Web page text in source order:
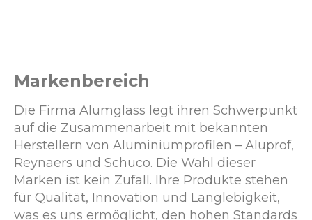
Markenbereich
Die Firma Alumglass legt ihren Schwerpunkt
auf die Zusammenarbeit mit bekannten
Herstellern von Aluminiumprofilen – Aluprof,
Reynaers und Schuco. Die Wahl dieser
Marken ist kein Zufall. Ihre Produkte stehen
für Qualität, Innovation und Langlebigkeit,
was es uns ermöglicht, den hohen Standards